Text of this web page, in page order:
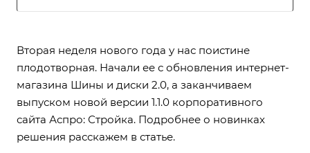
Вторая неделя нового года у нас поистине
плодотворная. Начали ее с обновления интернет-
магазина Шины и диски 2.0, а заканчиваем
выпуском новой версии 1.1.0 корпоративного
сайта Аспро: Стройка. Подробнее о новинках
решения расскажем в статье.